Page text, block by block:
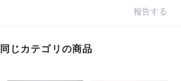
報告する
同じカテゴリの商品